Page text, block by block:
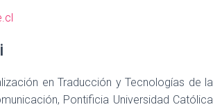
en Traducción y Tecnologías de la
Pontificia Universidad Católica